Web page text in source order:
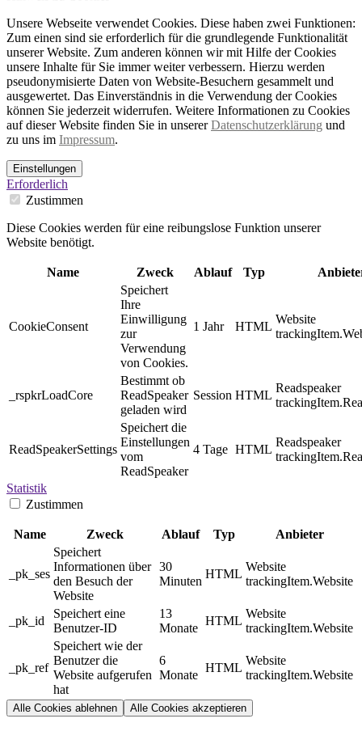
Unsere Webseite verwendet Cookies. Diese haben zwei Funktionen:
Zum einen sind sie erforderlich für die grundlegende Funktionalität
unserer Website. Zum anderen können wir mit Hilfe der Cookies
unsere Inhalte für Sie immer weiter verbessern. Hierzu werden
pseudonymisierte Daten von Website-Besuchern gesammelt und
ausgewertet. Das Einverständnis in die Verwendung der Cookies
können Sie jederzeit widerrufen. Weitere Informationen zu Cookies
auf dieser Website finden Sie in unsererDatenschutzerklärung und
zu uns im Impressum.
Einstellungen
Erforderlich
Zustimmen
Diese Cookies werden für eine reibungslose Funktion unserer
Website benötigt.
Name Zweck Ablauf Typ
CookieConsent
Speichert
Ihre
Einwilligung
zur
Verwendung
von Cookies.
1 Jahr HTML
Website
_rspkrLoadCore
Bestimmt ob
ReadSpeaker
geladen wird
Session HTML
Readspeaker
ReadSpeakerSettings
Speichert die
Einstellungen
vom
ReadSpeaker
4 Tage HTML
Readspeaker
Statistik
Zustimmen
Name Zweck Ablauf Typ Anbieter
_pk_ses
Speichert
Informationen über
den Besuch der
Website
30
Minuten
HTML
Website
trackingItem.Website
_pk_id
Speichert eine
Benutzer-ID
13
Monate
HTML
Website
trackingItem.Website
_pk_ref
Speichert wie der
Benutzer die
Website aufgerufen
hat
6
Monate
HTML
Website
trackingItem.Website
Alle Cookies ablehnen Alle Cookies akzeptieren